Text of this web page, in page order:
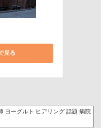
見る
ヨーグルト ヒアリング 話題 病院